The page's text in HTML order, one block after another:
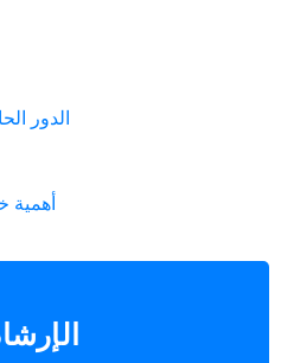
الدور
أهمية